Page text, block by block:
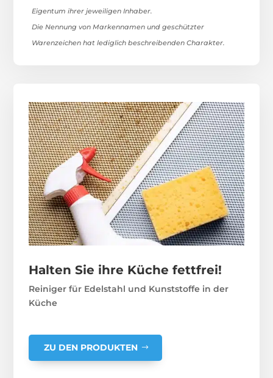
Eigentum ihrer jeweiligen Inhaber.
Die Nennung von Markennamen und geschützter
Warenzeichen hat lediglich beschreibenden Charakter.
Halten Sie ihre Küche fettfrei!
Reiniger für Edelstahl und Kunststoffe in der
Küche
ZU DEN PRODUKTEN